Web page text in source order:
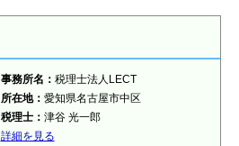
事務所名： 税理士法人LECT
所在地： 愛知県名古屋市中区
税理士： 津谷 光一郎
詳細を見る